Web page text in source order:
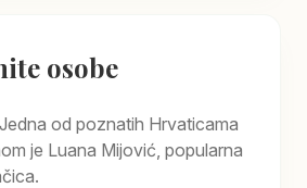
osobe
Jedna od poznatih Hrvaticama
je Luana Mijović, popularna